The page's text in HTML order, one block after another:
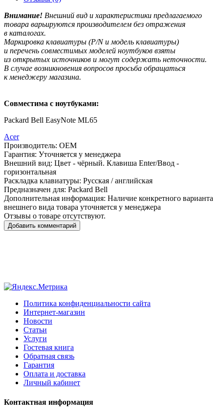
Внимание! Внешний вид и характеристики предлагаемого
товара варьируются производителем без отражения
в каталогах.
Маркировка клавиатуры (P/N и модель клавиатуры)
и перечень совместимых моделей ноутбуков взяты
из открытых источников и могут содержать неточности.
В случае возникновения вопросов просьба обращаться
к менеджеру магазина.
Совместима с ноутбуками:
Packard Bell EasyNote ML65
Acer
Производитель: OEM
Гарантия: Уточняется у менеджера
Внешний вид: Цвет - чёрный. Клавиша Enter/Ввод -
горизонтальная
Раскладка клавиатуры: Русская / английская
Предназначен для: Packard Bell
Дополнительная информация: Наличие конкретного варианта
внешнего вида товара уточняется у менеджера
Отзывы о товаре отсутствуют.
Добавить комментарий
Политика конфиденциальности сайта
Интернет-магазин
Новости
Статьи
Услуги
Гостевая книга
Обратная связь
Гарантия
Оплата и доставка
Личный кабинет
Контактная информация